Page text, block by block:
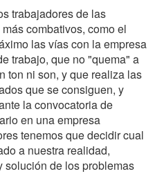
trabajadores de las
combativos, como el
las vías con la empresa
trabajo, que no "quema" a
ton ni son, y que realiza las
que se consiguen, y
la convocatoria de
en una empresa
tenemos que decidir cual
a nuestra realidad,
solución de los problemas